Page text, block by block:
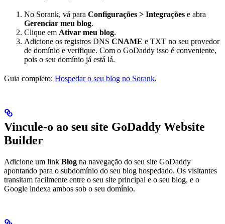
No Sorank, vá para Configurações > Integrações e abra
Gerenciar meu blog.
Clique em Ativar meu blog.
Adicione os registros DNS CNAME e TXT no seu provedor
de domínio e verifique. Com o GoDaddy isso é conveniente,
pois o seu domínio já está lá.
Guia completo: Hospedar o seu blog no Sorank.
Vincule-o ao seu site GoDaddy Website
Builder
Adicione um link Blog na navegação do seu site GoDaddy
apontando para o subdomínio do seu blog hospedado. Os visitantes
transitam facilmente entre o seu site principal e o seu blog, e o
Google indexa ambos sob o seu domínio.